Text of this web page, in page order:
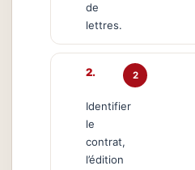
de
lettres.
2
Identifier
le
contrat,
l’édition